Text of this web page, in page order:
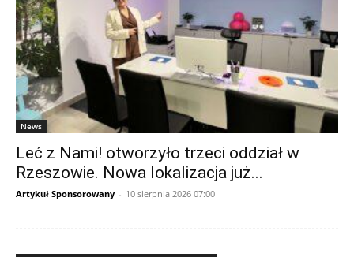
News
Leć z Nami! otworzyło trzeci oddział w
Rzeszowie. Nowa lokalizacja już...
Artykuł Sponsorowany - 10 sierpnia 2026 07:00